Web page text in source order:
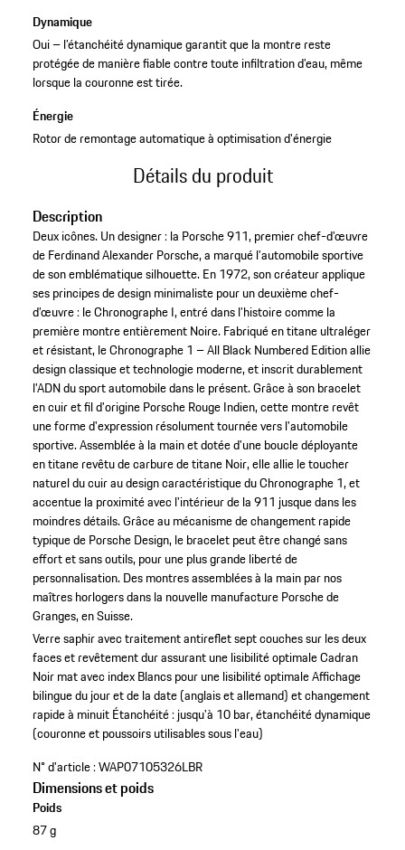
Dynamique
Oui – l’étanchéité dynamique garantit que la montre reste
protégée de manière fiable contre toute infiltration d’eau, même
lorsque la couronne est tirée.
Énergie
Rotor de remontage automatique à optimisation d'énergie
Détails du produit
Description
Deux icônes. Un designer : la Porsche 911, premier chef-d’œuvre
de Ferdinand Alexander Porsche, a marqué l’automobile sportive
de son emblématique silhouette. En 1972, son créateur applique
ses principes de design minimaliste pour un deuxième chef-
d’œuvre : le Chronographe I, entré dans l’histoire comme la
première montre entièrement Noire. Fabriqué en titane ultraléger
et résistant, le Chronographe 1 – All Black Numbered Edition allie
design classique et technologie moderne, et inscrit durablement
l'ADN du sport automobile dans le présent. Grâce à son bracelet
en cuir et fil d'origine Porsche Rouge Indien, cette montre revêt
une forme d'expression résolument tournée vers l'automobile
sportive. Assemblée à la main et dotée d'une boucle déployante
en titane revêtu de carbure de titane Noir, elle allie le toucher
naturel du cuir au design caractéristique du Chronographe 1, et
accentue la proximité avec l'intérieur de la 911 jusque dans les
moindres détails. Grâce au mécanisme de changement rapide
typique de Porsche Design, le bracelet peut être changé sans
effort et sans outils, pour une plus grande liberté de
personnalisation. Des montres assemblées à la main par nos
maîtres horlogers dans la nouvelle manufacture Porsche de
Granges, en Suisse.
Verre saphir avec traitement antireflet sept couches sur les deux
faces et revêtement dur assurant une lisibilité optimaleCadran
Noir mat avec index Blancs pour une lisibilité optimaleAffichage
bilingue du jour et de la date (anglais et allemand) et changement
rapide à minuit Étanchéité : jusqu'à 10 bar, étanchéité dynamique
(couronne et poussoirs utilisables sous l'eau)
N° d'article :WAP07105326LBR
Dimensions et poids
Poids
87 g